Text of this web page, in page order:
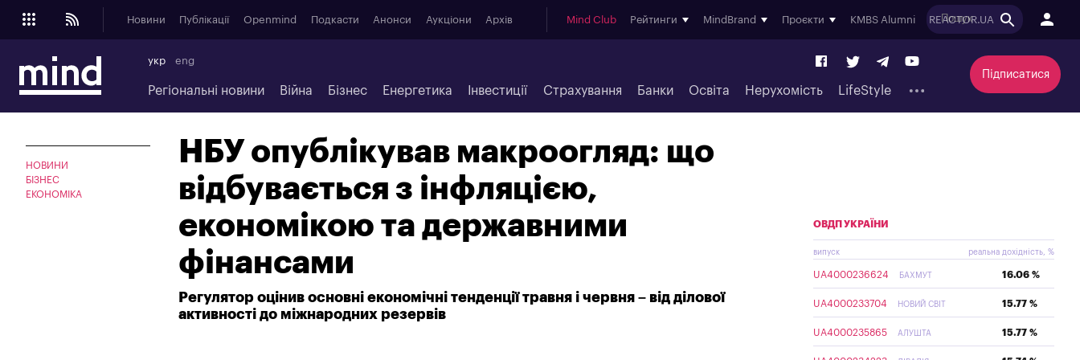
Новини Публікації Openmind Подкасти Анонси Аукціони Архів Mind Club Рейтинги MindBrand Проєкти KMBS Alumni REACTOR.UA
укр eng
Регіональні новини Війна Бізнес Енергетика Інвестиції Страхування Банки Освіта Нерухомість LifeStyle
Підписатися
НОВИНИ
БІЗНЕС
ЕКОНОМІКА
НБУ опублікував макроогляд: що
відбувається з інфляцією,
економікою та державними
фінансами
Регулятор оцінив основні економічні тенденції травня і червня – від ділової
активності до міжнародних резервів
ОВДП УКРАЇНИ
випуск реальна дохідність, %
UA4000236624 БАХМУТ 16.06 %
UA4000233704 НОВИЙ СВІТ 15.77 %
UA4000235865 АЛУШТА 15.77 %